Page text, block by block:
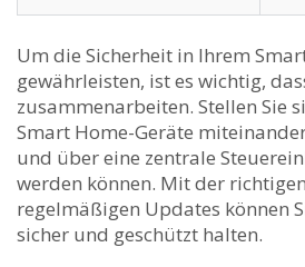
Um die Sicherheit in Ihrem​
gewährleisten, ist‌ es ‍wichtig,
zusammenarbeiten. Stellen Sie
Smart Home-Geräte
und über‍ eine zentrale
werden können. Mit ​der
regelmäßigen Updates können⁢
sicher und‍ geschützt‌ halten.